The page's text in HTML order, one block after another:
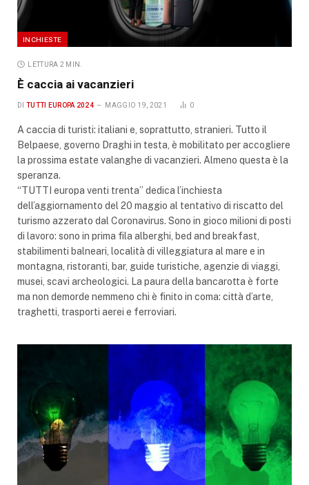
INCHIESTE
LETTURA 2 MIN.
È caccia ai vacanzieri
DI TUTTI EUROPA 2024 MAGGIO 19, 2021 0
A caccia di turisti: italiani e, soprattutto, stranieri. Tutto il
Belpaese, governo Draghi in testa, è mobilitato per accogliere
la prossima estate valanghe di vacanzieri. Almeno questa è la
speranza.
“TUTTI europa venti trenta” dedica l’inchiesta
dell’aggiornamento del 20 maggio al tentativo di riscatto del
turismo azzerato dal Coronavirus. Sono in gioco milioni di posti
di lavoro: sono in prima fila alberghi, bed and breakfast,
stabilimenti balneari, località di villeggiatura al mare e in
montagna, ristoranti, bar, guide turistiche, agenzie di viaggi,
musei, scavi archeologici. La paura della bancarotta è forte
ma non demorde nemmeno chi è finito in coma: città d’arte,
traghetti, trasporti aerei e ferroviari.